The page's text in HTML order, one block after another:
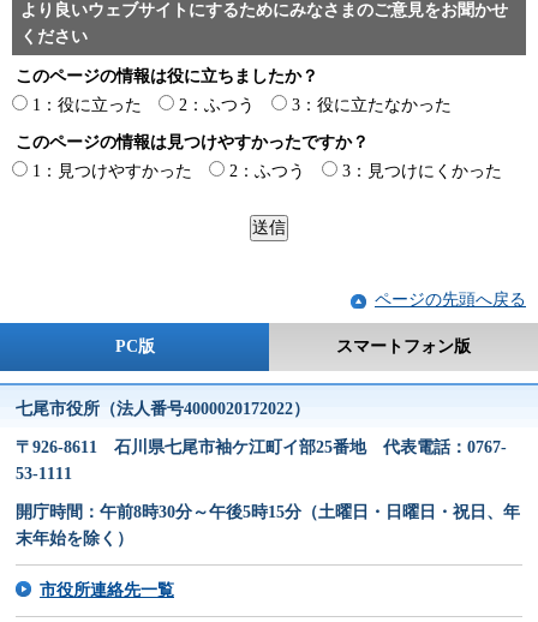
より良いウェブサイトにするためにみなさまのご意見をお聞かせ
ください
このページの情報は役に立ちましたか？
1：役に立った
2：ふつう 3：役に立たなかった
このページの情報は見つけやすかったですか？
1：見つけやすかった
2：ふつう 3：見つけにくかった
ページの先頭へ戻る
PC版 スマートフォン版
七尾市役所（法人番号4000020172022）
〒926-8611 石川県七尾市袖ケ江町イ部25番地 代表電話：0767-
53-1111
開庁時間：午前8時30分～午後5時15分（土曜日・日曜日・祝日、年
末年始を除く）
市役所連絡先一覧